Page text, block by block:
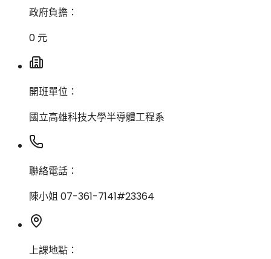
政府負擔：
0 元
開班單位：
國立高雄科技大學半導體工程系
聯絡電話：
陳小姐 07-361-7141#23364
上課地點：